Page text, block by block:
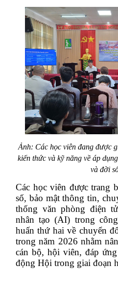
Ảnh: Các học viên đang được
kiến thức và kỹ năng về áp
và đời
Các học viên được trang
số, bảo mật thông tin,
thống văn phòng điện
nhân tạo (AI) trong
huấn thứ hai về chuyển
trong năm 2026 nhằm
cán bộ, hội viên, đáp
động Hội trong giai đoạn